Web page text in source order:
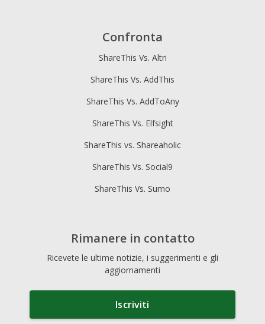
Confronta
ShareThis Vs. Altri
ShareThis Vs. AddThis
ShareThis Vs. AddToAny
ShareThis Vs. Elfsight
ShareThis vs. Shareaholic
ShareThis Vs. Social9
ShareThis Vs. Sumo
Rimanere in contatto
Ricevete le ultime notizie, i suggerimenti e gli
aggiornamenti
Iscriviti